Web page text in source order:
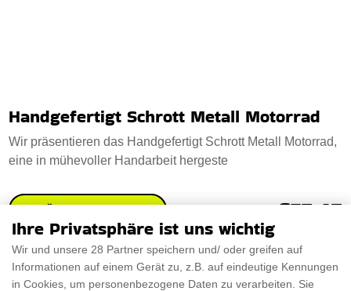
Handgefertigt Schrott Metall Motorrad
Wir präsentieren das Handgefertigt Schrott Metall Motorrad,
eine in mühevoller Handarbeit hergeste
PRÜFEN SIE ES AUS €57.47
Ihre Privatsphäre ist uns wichtig
Wir und unsere 28 Partner speichern und/ oder greifen auf
Informationen auf einem Gerät zu, z.B. auf eindeutige Kennungen
in Cookies, um personenbezogene Daten zu verarbeiten. Sie